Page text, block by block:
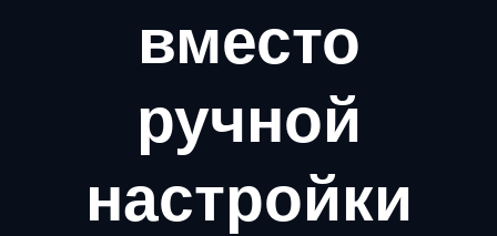
вместо
ручной
настройки